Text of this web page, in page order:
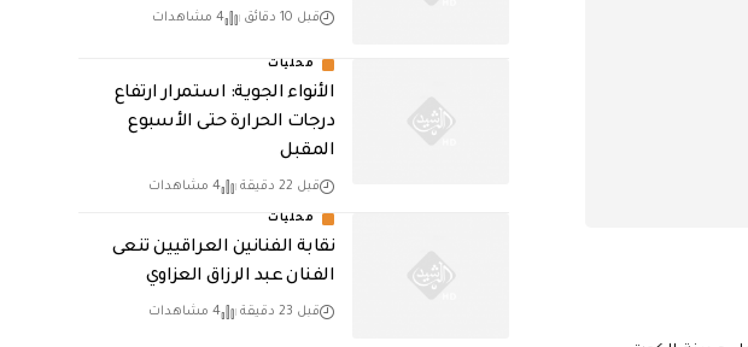
قبل 10 دقائق 4 مشاهدات
محليات
الأنواء الجوية: استمرار ارتفاع
درجات الحرارة حتى الأسبوع
المقبل
قبل 22 دقيقة 4 مشاهدات
محليات
نقابة الفنانين العراقيين تنعى
الفنان عبد الرزاق العزاوي
قبل 23 دقيقة 4 مشاهدات